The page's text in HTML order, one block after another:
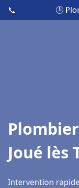
📞 🕒
Joué lès
Intervention